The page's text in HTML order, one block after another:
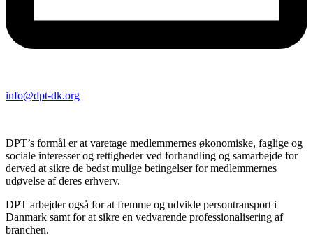
info@dpt-dk.org
DPT’s formål er at varetage medlemmernes økonomiske, faglige og
sociale interesser og rettigheder ved forhandling og samarbejde for
derved at sikre de bedst mulige betingelser for medlemmernes
udøvelse af deres erhverv.
DPT arbejder også for at fremme og udvikle persontransport i
Danmark samt for at sikre en vedvarende professionalisering af
branchen.